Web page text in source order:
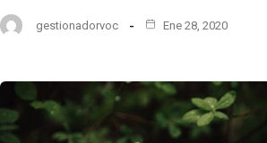
gestionadorvoc Ene 28, 2020